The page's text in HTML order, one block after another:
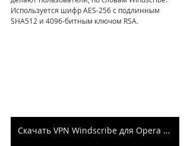
Используется шифр AES-256 с подлинным
SHA512 и 4096-битным ключом RSA.
Скачать VPN Windscribe для Opera и Chrome